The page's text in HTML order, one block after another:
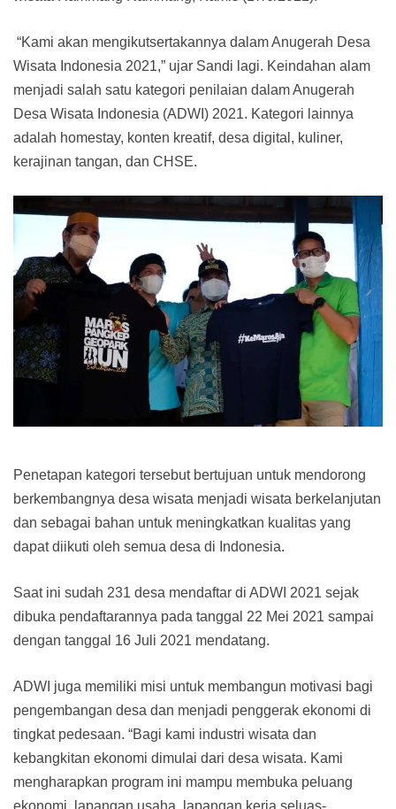
“Kami akan mengikutsertakannya dalam Anugerah Desa
Wisata Indonesia 2021,” ujar Sandi lagi. Keindahan alam
menjadi salah satu kategori penilaian dalam Anugerah
Desa Wisata Indonesia (ADWI) 2021. Kategori lainnya
adalah homestay, konten kreatif, desa digital, kuliner,
kerajinan tangan, dan CHSE.
Penetapan kategori tersebut bertujuan untuk mendorong
berkembangnya desa wisata menjadi wisata berkelanjutan
dan sebagai bahan untuk meningkatkan kualitas yang
dapat diikuti oleh semua desa di Indonesia.
Saat ini sudah 231 desa mendaftar di ADWI 2021 sejak
dibuka pendaftarannya pada tanggal 22 Mei 2021 sampai
dengan tanggal 16 Juli 2021 mendatang.
ADWI juga memiliki misi untuk membangun motivasi bagi
pengembangan desa dan menjadi penggerak ekonomi di
tingkat pedesaan. “Bagi kami industri wisata dan
kebangkitan ekonomi dimulai dari desa wisata. Kami
mengharapkan program ini mampu membuka peluang
ekonomi, lapangan usaha, lapangan kerja seluas-